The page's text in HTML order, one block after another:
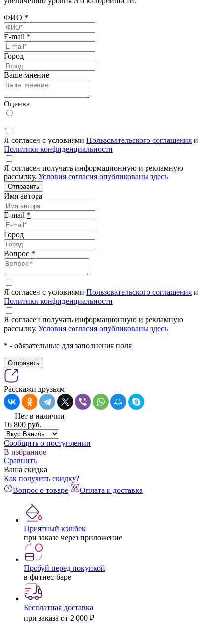
ФИО *
E-mail *
Город
Ваше мнение
Оценка
Я согласен с условиями Пользовательского соглашения и
Политики конфиденциальности
Я согласен получать информационную и рекламную
рассылку. Условия согласия опубликованы здесь
Отправить
Имя автора
E-mail *
Город
Вопрос *
Я согласен с условиями Пользовательского соглашения и
Политики конфиденциальности
Я согласен получать информационную и рекламную
рассылку. Условия согласия опубликованы здесь
* - обязательные для заполнения поля
Отправить
Расскажи друзьям
Нет в наличии
16 800 pуб.
Сообщить о поступлении
В избранное
Сравнить
Ваша скидка
Как получить скидку?
Вопрос о товаре
Оплата и доставка
Приятный кэшбек
при заказе через приложение
Пробуй перед покупкой
в фитнес-баре
Бесплатная доставка
при заказа от 2 000 ₽